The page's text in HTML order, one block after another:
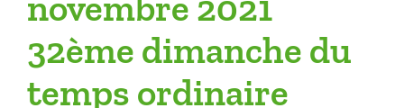
32ème dimanche du
temps ordinaire